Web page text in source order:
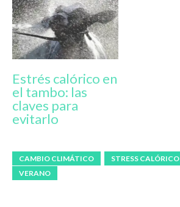
Estrés calórico en
el tambo: las
claves para
evitarlo
CAMBIO CLIMÁTICO STRESS CALÓRICO
VERANO